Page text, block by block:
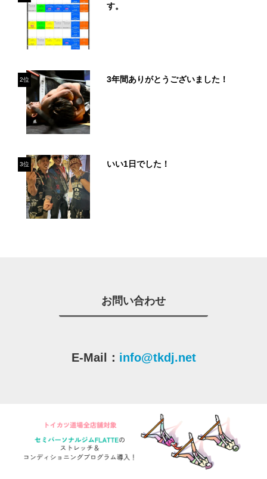
す。
2位 3年間ありがとうございました！
3位 いい1日でした！
お問い合わせ
E-Mail： info@tkdj.net